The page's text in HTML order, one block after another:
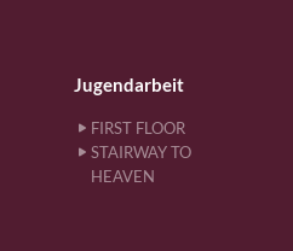
Jugendarbeit
FIRST FLOOR
STAIRWAY TO
HEAVEN